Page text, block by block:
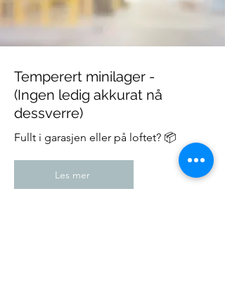
Temperert minilager -
(Ingen ledig akkurat nå
dessverre)
Fullt i garasjen eller på loftet? 📦
Les mer